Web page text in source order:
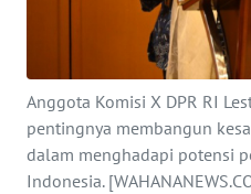
Anggota Komisi X DPR RI
pentingnya membangun
dalam menghadapi potensi
Indonesia.
PENDIDIKAN
OLAHRAGA